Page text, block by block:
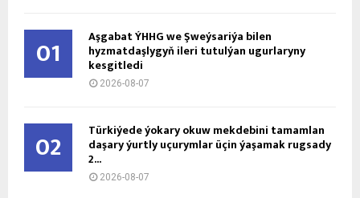
01 Aşgabat ÝHHG we Şweýsariýa bilen
hyzmatdaşlygyň ileri tutulýan ugurlaryny
kesgitledi
2026-08-07
02 Türkiýede ýokary okuw mekdebini tamamlan
daşary ýurtly uçurymlar üçin ýaşamak rugsady
2...
2026-08-07